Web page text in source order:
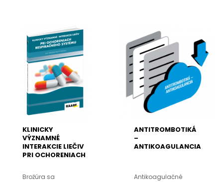
KLINICKY
VÝZNAMNÉ
INTERAKCIE LIEČIV
PRI OCHORENIACH
SYSTÉMU
Brožúra sa
ANTITROMBOTIKÁ
–
ANTIKOAGULANCIA
Antikoagulačné